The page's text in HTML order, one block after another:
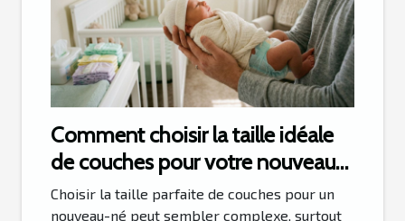
Comment choisir la taille idéale
de couches pour votre nouveau-
né?
Choisir la taille parfaite de couches pour un
nouveau-né peut sembler complexe, surtout